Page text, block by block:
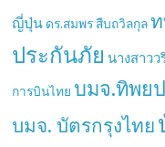
ญี่ปุ่น ดร.สมพร สืบถวิลกุล
ประกันภัย นางสาว
การบินไทย บมจ.ทิพย
บมจ. บัตรกรุงไทย